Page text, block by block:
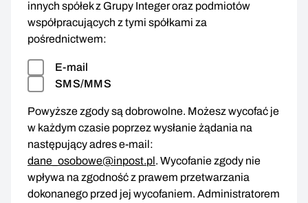
innych spółek z Grupy Integer oraz podmiotów
współpracujących z tymi spółkami za
pośrednictwem:
E-mail
SMS/MMS
Powyższe zgody są dobrowolne. Możesz wycofać je
w każdym czasie poprzez wysłanie żądania na
następujący adres e-mail:
dane_osobowe@inpost.pl. Wycofanie zgody nie
wpływa na zgodność z prawem przetwarzania
dokonanego przed jej wycofaniem. Administratorem